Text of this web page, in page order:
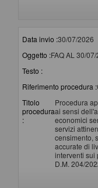
Data invio :30/07/2026
Oggetto :FAQ AL 30/
Testo :
Riferimento procedura :
Titolo
procedura
:
Procedura
ai sensi
economici
servizi
censimento,
accurate di
interventi sui
D.M. 204/